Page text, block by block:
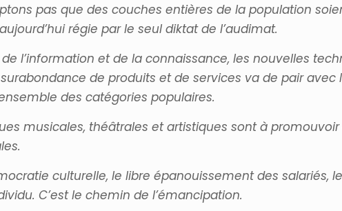
pas que des couches entières de la population
régie par le seul diktat de l’audimat.
de l’information et de la connaissance, les nouvelles
de produits et de services va de pair
des catégories populaires.
musicales, théâtrales et artistiques sont à
culturelle, le libre épanouissement des salariés,
C’est le chemin de l’émancipation.